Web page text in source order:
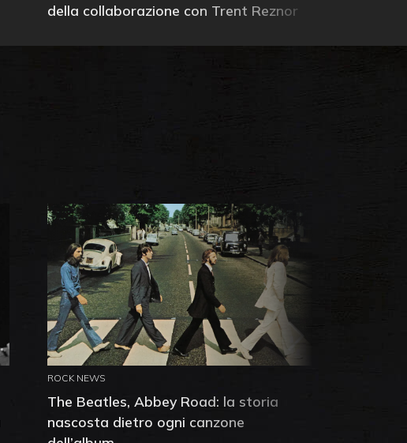
della collaborazione con Trent Reznor
ROCK NEWS
The Beatles, Abbey Road: la storia
nascosta dietro ogni canzone